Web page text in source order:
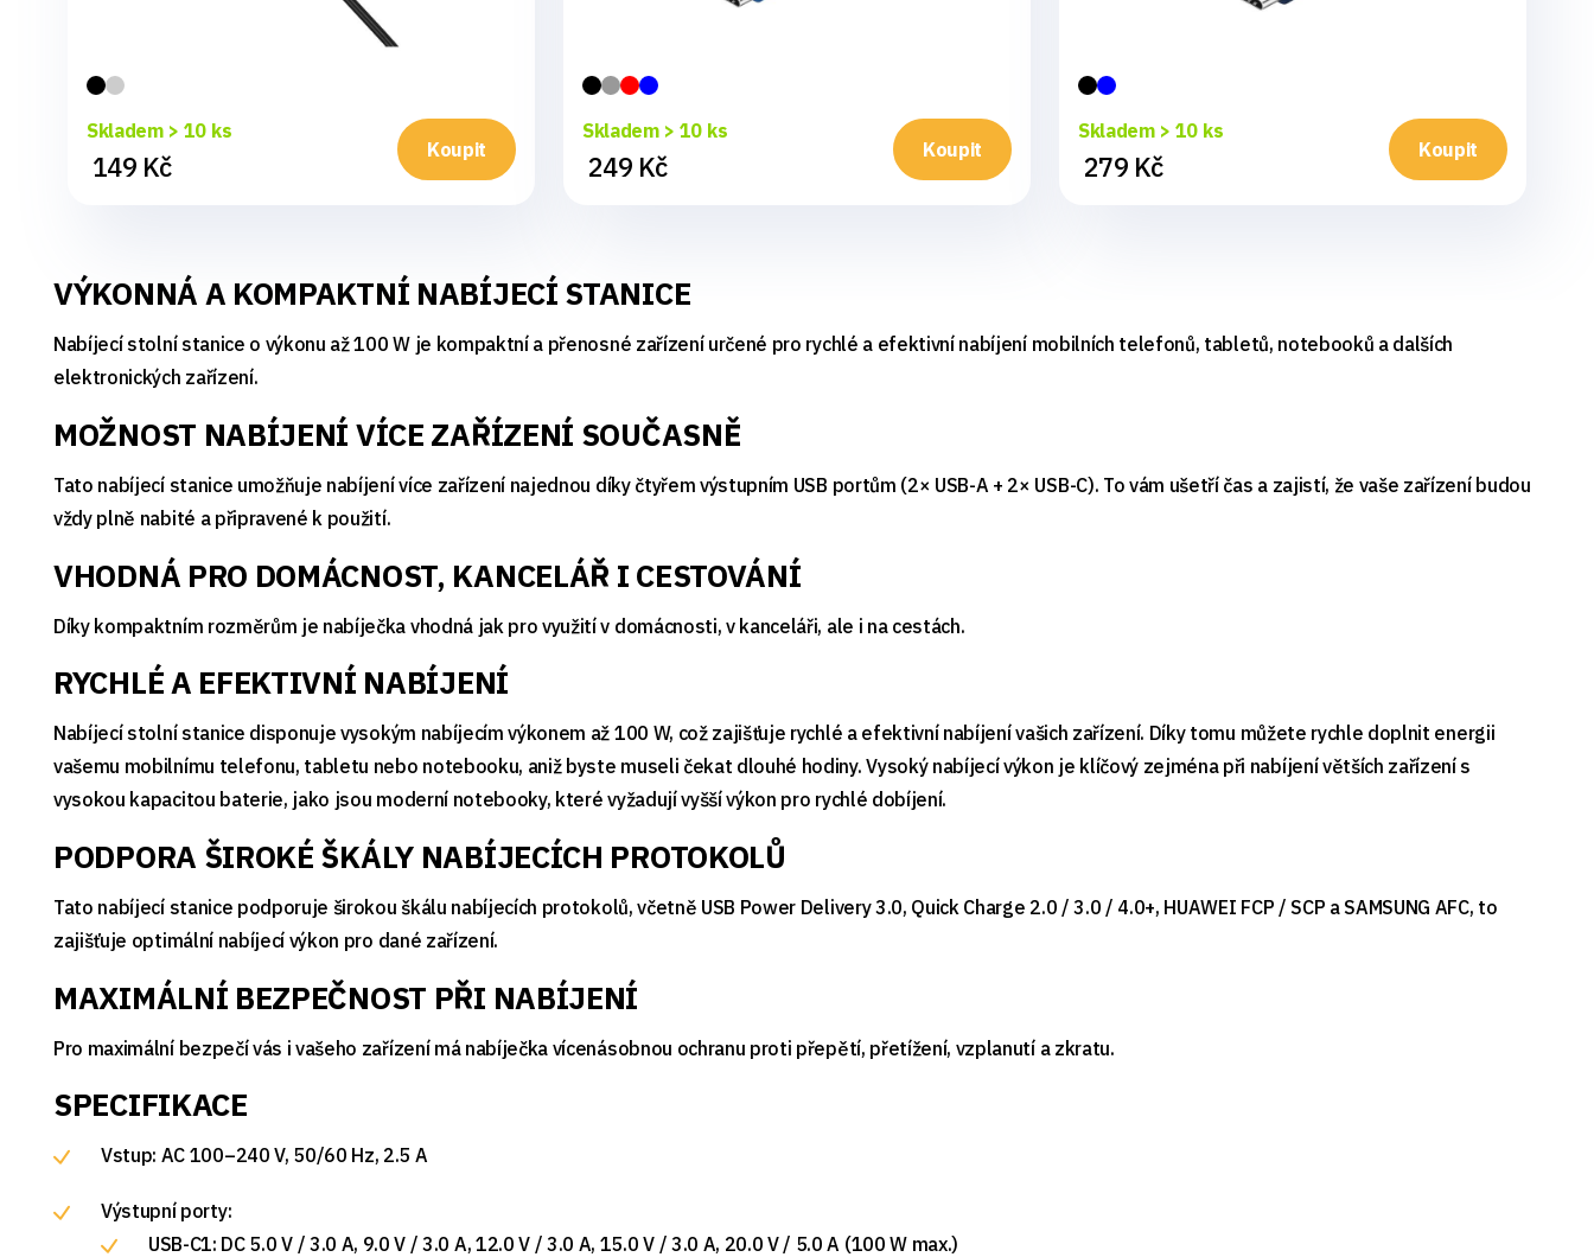
Skladem > 10 ks
149 Kč Koupit
Skladem > 10 ks
249 Kč Koupit
Skladem > 10 ks
279 Kč Koupit
VÝKONNÁ A KOMPAKTNÍ NABÍJECÍ STANICE
Nabíjecí stolní stanice o výkonu až 100 W je kompaktní a přenosné zařízení určené pro rychlé a efektivní nabíjení mobilních telefonů, tabletů, notebooků a dalších
elektronických zařízení.
MOŽNOST NABÍJENÍ VÍCE ZAŘÍZENÍ SOUČASNĚ
Tato nabíjecí stanice umožňuje nabíjení více zařízení najednou díky čtyřem výstupním USB portům (2× USB-A + 2× USB-C). To vám ušetří čas a zajistí, že vaše zařízení budou
vždy plně nabité a připravené k použití.
VHODNÁ PRO DOMÁCNOST, KANCELÁŘ I CESTOVÁNÍ
Díky kompaktním rozměrům je nabíječka vhodná jak pro využití v domácnosti, v kanceláři, ale i na cestách.
RYCHLÉ A EFEKTIVNÍ NABÍJENÍ
Nabíjecí stolní stanice disponuje vysokým nabíjecím výkonem až 100 W, což zajišťuje rychlé a efektivní nabíjení vašich zařízení. Díky tomu můžete rychle doplnit energii
vašemu mobilnímu telefonu, tabletu nebo notebooku, aniž byste museli čekat dlouhé hodiny. Vysoký nabíjecí výkon je klíčový zejména při nabíjení větších zařízení s
vysokou kapacitou baterie, jako jsou moderní notebooky, které vyžadují vyšší výkon pro rychlé dobíjení.
PODPORA ŠIROKÉ ŠKÁLY NABÍJECÍCH PROTOKOLŮ
Tato nabíjecí stanice podporuje širokou škálu nabíjecích protokolů, včetně USB Power Delivery 3.0, Quick Charge 2.0 / 3.0 / 4.0+, HUAWEI FCP / SCP a SAMSUNG AFC, to
zajišťuje optimální nabíjecí výkon pro dané zařízení.
MAXIMÁLNÍ BEZPEČNOST PŘI NABÍJENÍ
Pro maximální bezpečí vás i vašeho zařízení má nabíječka vícenásobnou ochranu proti přepětí, přetížení, vzplanutí a zkratu.
SPECIFIKACE
Vstup: AC 100–240 V, 50/60 Hz, 2.5 A
Výstupní porty:
USB-C1: DC 5.0 V / 3.0 A, 9.0 V / 3.0 A, 12.0 V / 3.0 A, 15.0 V / 3.0 A, 20.0 V / 5.0 A (100 W max.)